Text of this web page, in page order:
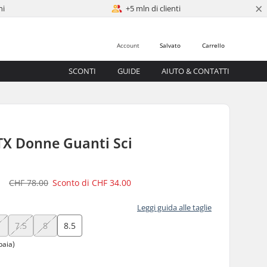
+5 mln di clienti ×
Carrello
Salvato
Account
SCONTI GUIDE AIUTO & CONTATTI
Donne Guanti Sci
CHF 78.00 Sconto diCHF 34.00
Leggi guida alle taglie
7.5 8 8.5